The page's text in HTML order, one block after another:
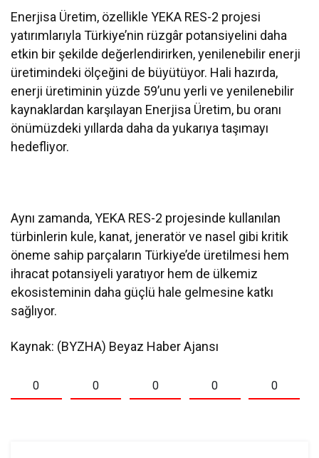
Enerjisa Üretim, özellikle YEKA RES-2 projesi
yatırımlarıyla Türkiye’nin rüzgâr potansiyelini daha
etkin bir şekilde değerlendirirken, yenilenebilir enerji
üretimindeki ölçeğini de büyütüyor. Hali hazırda,
enerji üretiminin yüzde 59’unu yerli ve yenilenebilir
kaynaklardan karşılayan Enerjisa Üretim, bu oranı
önümüzdeki yıllarda daha da yukarıya taşımayı
hedefliyor.
Aynı zamanda, YEKA RES-2 projesinde kullanılan
türbinlerin kule, kanat, jeneratör ve nasel gibi kritik
öneme sahip parçaların Türkiye’de üretilmesi hem
ihracat potansiyeli yaratıyor hem de ülkemiz
ekosisteminin daha güçlü hale gelmesine katkı
sağlıyor.
Kaynak: (BYZHA) Beyaz Haber Ajansı
0 0 0 0 0